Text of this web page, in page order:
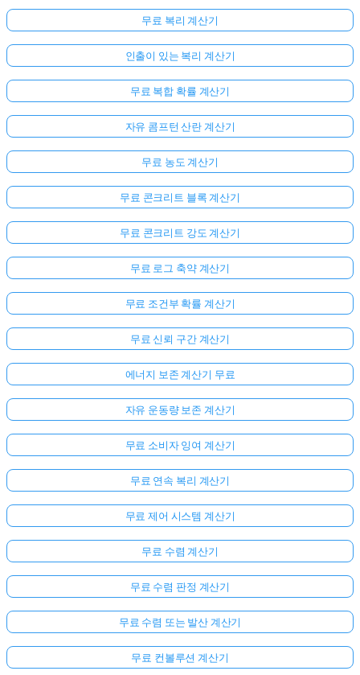
무료 복리 계산기
인출이 있는 복리 계산기
무료 복합 확률 계산기
자유 콤프턴 산란 계산기
무료 농도 계산기
무료 콘크리트 블록 계산기
무료 콘크리트 강도 계산기
무료 로그 축약 계산기
무료 조건부 확률 계산기
무료 신뢰 구간 계산기
에너지 보존 계산기 무료
자유 운동량 보존 계산기
무료 소비자 잉여 계산기
무료 연속 복리 계산기
무료 제어 시스템 계산기
무료 수렴 계산기
무료 수렴 판정 계산기
무료 수렴 또는 발산 계산기
무료 컨볼루션 계산기